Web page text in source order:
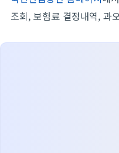
조회, 보험료 결정내역, 과